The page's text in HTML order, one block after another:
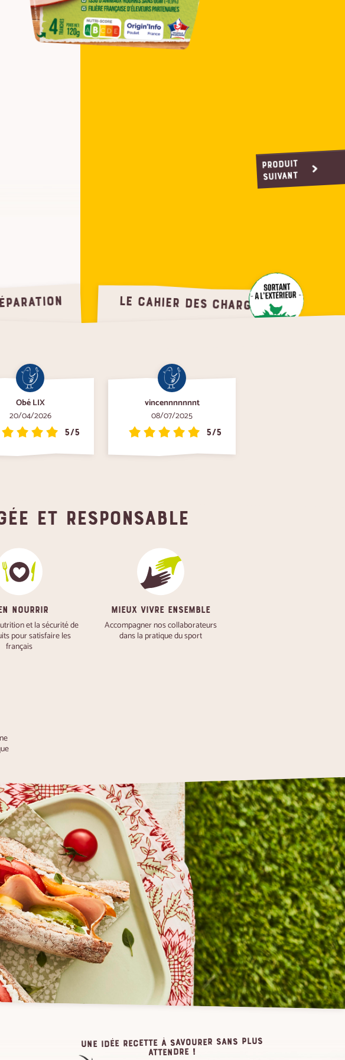
produit
suivant
Le cahier des charges
Obé LIX
20/04/2026
5/5
vincennnnnnnt
08/07/2025
5/5
et responsable
NOURRIR
et la sécurité de
pour satisfaire les
français
MIEUX VIVRE ENSEMBLE
Accompagner nos collaborateurs
dans la pratique du sport
Une idée recette à savourer sans plus
attendre !